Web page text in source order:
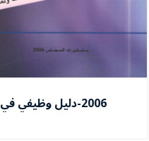
2006-دليل وظيفي في